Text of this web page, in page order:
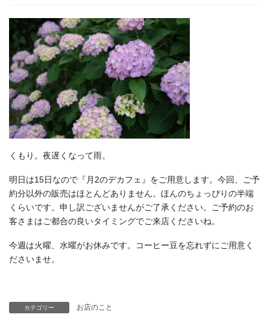
くもり。夜遅くなって雨。
明日は15日なので『月2のデカフェ』をご用意します。今回、ご予
約分以外の販売はほとんどありません。ほんのちょっぴりの半端
くらいです。申し訳ございませんがご了承ください。ご予約のお
客さまはご都合の良いタイミングでご来店くださいね。
今週は火曜、水曜がお休みです。コーヒー豆を忘れずにご用意く
ださいませ。
カテゴリー お店のこと